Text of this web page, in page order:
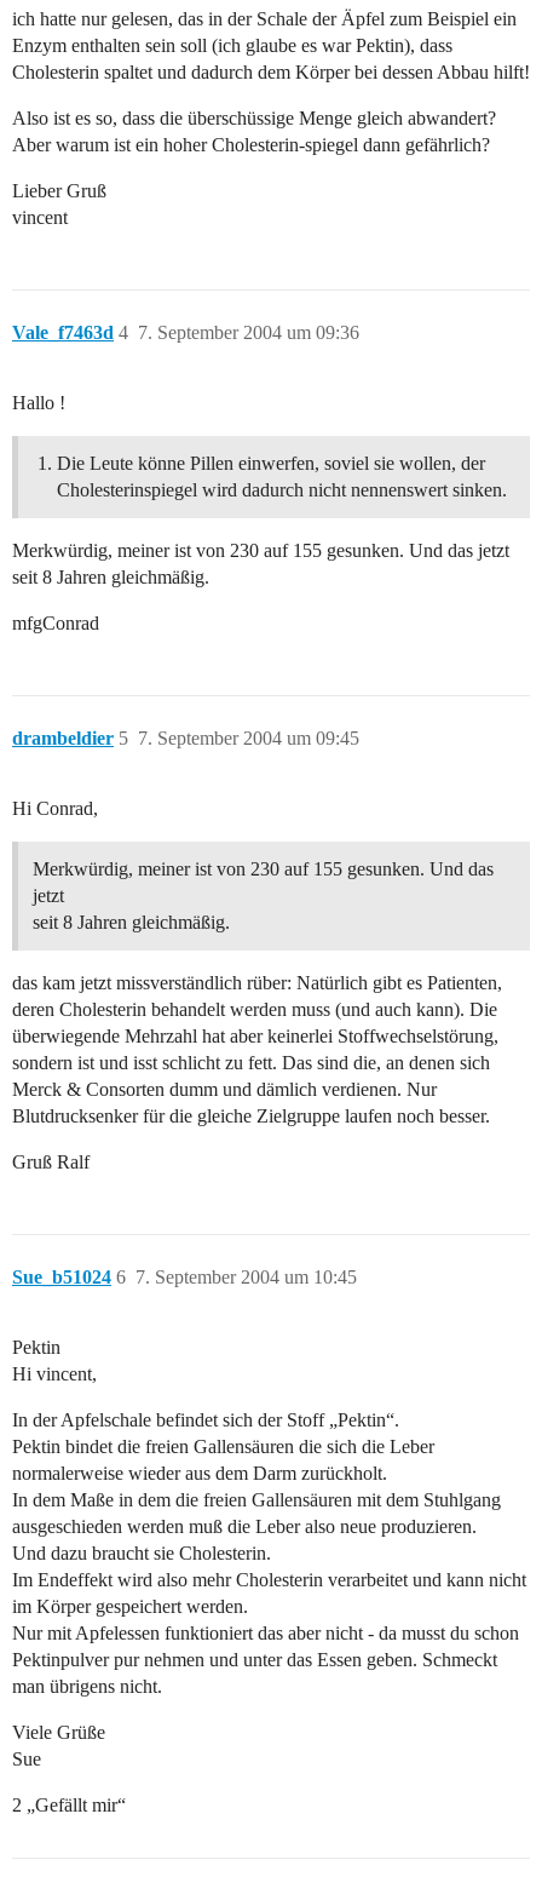
ich hatte nur gelesen, das in der Schale der Äpfel zum Beispiel ein
Enzym enthalten sein soll (ich glaube es war Pektin), dass
Cholesterin spaltet und dadurch dem Körper bei dessen Abbau hilft!
Also ist es so, dass die überschüssige Menge gleich abwandert?
Aber warum ist ein hoher Cholesterin-spiegel dann gefährlich?
Lieber Gruß
vincent
Vale_f7463d 7. September 2004 um 09:36
4
Hallo !
Die Leute könne Pillen einwerfen, soviel sie wollen, der
Cholesterinspiegel wird dadurch nicht nennenswert sinken.
Merkwürdig, meiner ist von 230 auf 155 gesunken. Und das jetzt
seit 8 Jahren gleichmäßig.
mfgConrad
drambeldier 7. September 2004 um 09:45
5
Hi Conrad,
Merkwürdig, meiner ist von 230 auf 155 gesunken. Und das
jetzt
seit 8 Jahren gleichmäßig.
das kam jetzt missverständlich rüber: Natürlich gibt es Patienten,
deren Cholesterin behandelt werden muss (und auch kann). Die
überwiegende Mehrzahl hat aber keinerlei Stoffwechselstörung,
sondern ist und isst schlicht zu fett. Das sind die, an denen sich
Merck & Consorten dumm und dämlich verdienen. Nur
Blutdrucksenker für die gleiche Zielgruppe laufen noch besser.
Gruß Ralf
Sue_b51024 7. September 2004 um 10:45
6
Pektin
Hi vincent,
In der Apfelschale befindet sich der Stoff „Pektin“.
Pektin bindet die freien Gallensäuren die sich die Leber
normalerweise wieder aus dem Darm zurückholt.
In dem Maße in dem die freien Gallensäuren mit dem Stuhlgang
ausgeschieden werden muß die Leber also neue produzieren.
Und dazu braucht sie Cholesterin.
Im Endeffekt wird also mehr Cholesterin verarbeitet und kann nicht
im Körper gespeichert werden.
Nur mit Apfelessen funktioniert das aber nicht - da musst du schon
Pektinpulver pur nehmen und unter das Essen geben. Schmeckt
man übrigens nicht.
Viele Grüße
Sue
2 „Gefällt mir“